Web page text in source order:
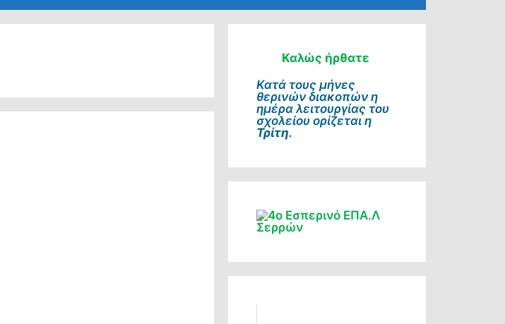
Καλώς ήρθατε
Κατά τους μήνες
θερινών διακοπών η
ημέρα λειτουργίας του
σχολείου ορίζεται η
Τρίτη.
Πρόγραμμα